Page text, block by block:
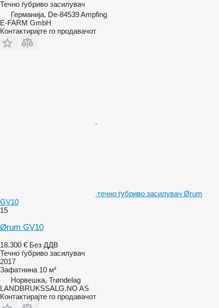
Течно ѓубриво засилувач
Германија, De-84539 Ampfing
E-FARM GmbH
Контактирајте го продавачот
течно ѓубриво засилувач Ørum
GV10
15
Ørum GV10
18.300 € Без ДДВ
Течно ѓубриво засилувач
2017
Зафатнина 10 м³
Норвешка, Trøndelag
LANDBRUKSSALG.NO AS
Контактирајте го продавачот